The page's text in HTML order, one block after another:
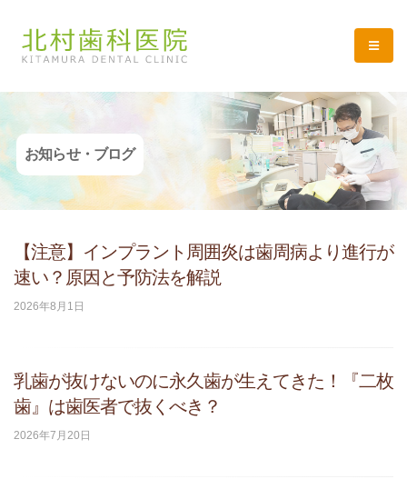
お知らせ・ブログ
【注意】インプラント周囲炎は歯周病より進行が
速い？原因と予防法を解説
2026年8月1日
乳歯が抜けないのに永久歯が生えてきた！『二枚
歯』は歯医者で抜くべき？
2026年7月20日